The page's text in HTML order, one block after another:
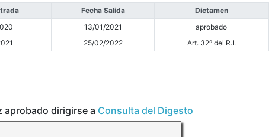
Fecha Salida
Dictamen
13/01/2021
aprobado
25/02/2022 Art. 32º del R.I.
aprobado dirigirse a Consulta del Digesto